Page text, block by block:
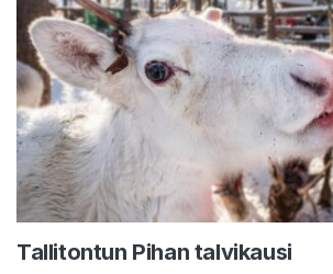
Tallitontun Pihan talvikausi